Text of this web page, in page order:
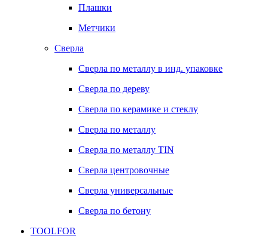
Плашки
Метчики
Сверла
Сверла по металлу в инд. упаковке
Сверла по дереву
Сверла по керамике и стеклу
Сверла по металлу
Сверла по металлу TIN
Сверла центровочные
Сверла универсальные
Сверла по бетону
TOOLFOR